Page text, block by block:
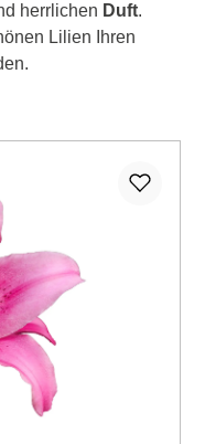
herrlichen Duft.
Lilien Ihren